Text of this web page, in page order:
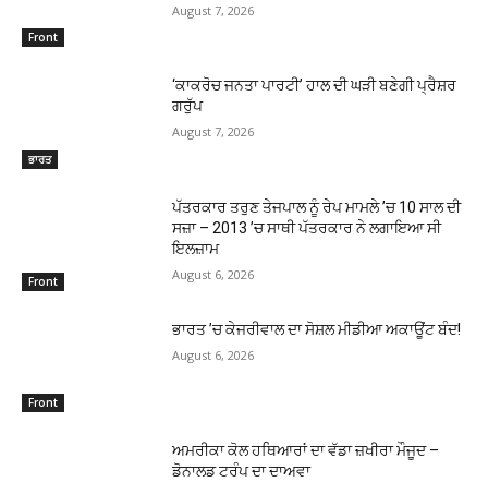
Front
August 7, 2026
ਭਾਰਤ
‘ਕਾਕਰੋਚ ਜਨਤਾ ਪਾਰਟੀ’ ਹਾਲ ਦੀ ਘੜੀ ਬਣੇਗੀ ਪ੍ਰੈਸ਼ਰ
ਗਰੁੱਪ
August 7, 2026
Front
ਪੱਤਰਕਾਰ ਤਰੁਣ ਤੇਜਪਾਲ ਨੂੰ ਰੇਪ ਮਾਮਲੇ ’ਚ 10 ਸਾਲ ਦੀ
ਸਜ਼ਾ – 2013 ’ਚ ਸਾਥੀ ਪੱਤਰਕਾਰ ਨੇ ਲਗਾਇਆ ਸੀ
ਇਲਜ਼ਾਮ
August 6, 2026
Front
ਭਾਰਤ ’ਚ ਕੇਜਰੀਵਾਲ ਦਾ ਸੋਸ਼ਲ ਮੀਡੀਆ ਅਕਾਊਂਟ ਬੰਦ!
August 6, 2026
ਅਮਰੀਕਾ ਕੋਲ ਹਥਿਆਰਾਂ ਦਾ ਵੱਡਾ ਜ਼ਖੀਰਾ ਮੌਜੂਦ –
ਡੋਨਾਲਡ ਟਰੰਪ ਦਾ ਦਾਅਵਾ